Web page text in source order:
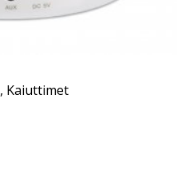
, Kaiuttimet